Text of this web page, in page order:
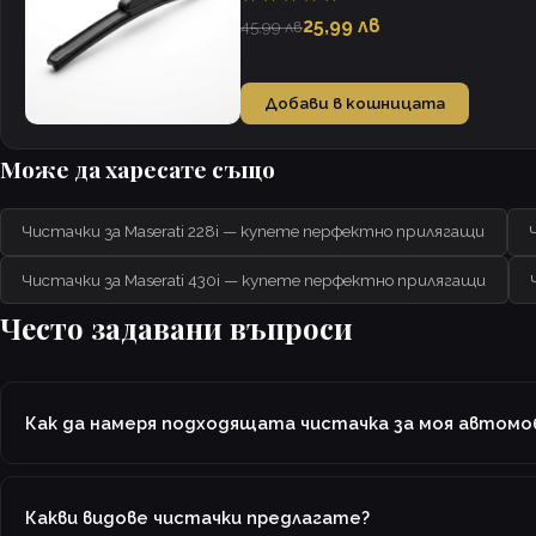
45,99 лв25,99 лв
Добави в кошницата
Може да харесате също
Чистачки за Maserati 228i — купете перфектно прилягащи
Чистачки за Maserati 430i — купете перфектно прилягащи
Често задавани въпроси
Как да намеря подходящата чистачка за моя
Какви видове чистачки предлагате?